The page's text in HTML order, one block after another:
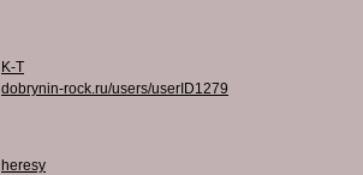
K-T
dobrynin-rock.ru/users/userID1279
heresy